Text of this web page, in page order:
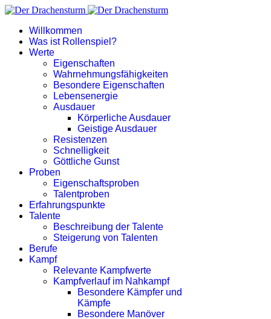
Willkommen
Was ist Rollenspiel?
Werte
Eigenschaften
Wahrnehmungsfähigkeiten
Besondere Eigenschaften
Lebensenergie
Ausdauer
Körperliche Ausdauer
Geistige Ausdauer
Resistenzen
Schnelligkeit
Göttliche Gunst
Proben
Eigenschaftsproben
Talentproben
Erfahrungspunkte
Talente
Beschreibung der Talente
Steigerung von Talenten
Berufe
Kampf
Relevante Kampfwerte
Kampfverlauf im Nahkampf
Besondere Kämpfer und
Kämpfe
Besondere Manöver